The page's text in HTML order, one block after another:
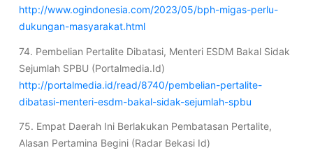
http://www.ogindonesia.com/2023/05/bph-migas-perlu-
dukungan-masyarakat.html
74. Pembelian Pertalite Dibatasi, Menteri ESDM Bakal Sidak
Sejumlah SPBU (Portalmedia.Id)
http://portalmedia.id/read/8740/pembelian-pertalite-
dibatasi-menteri-esdm-bakal-sidak-sejumlah-spbu
75. Empat Daerah Ini Berlakukan Pembatasan Pertalite,
Alasan Pertamina Begini (Radar Bekasi Id)